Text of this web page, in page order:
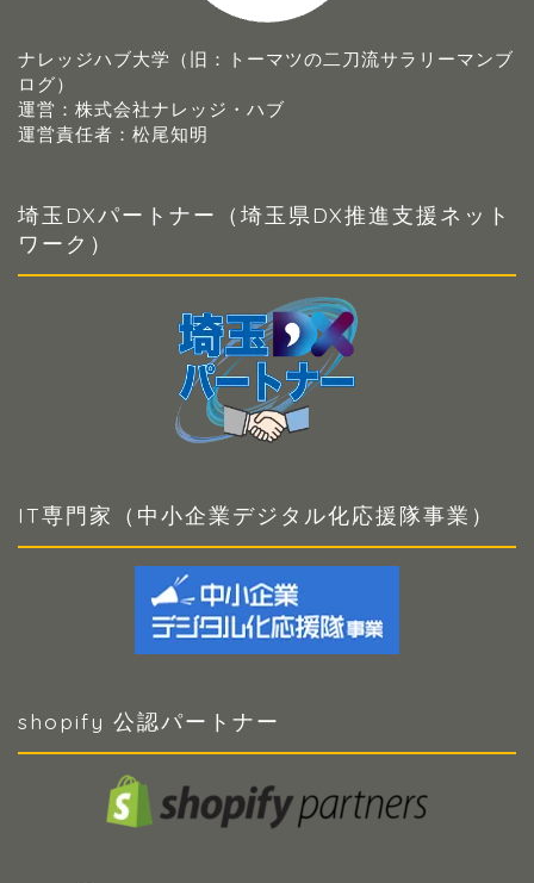
ナレッジハブ大学（旧：トーマツの二刀流サラリーマンブ
ログ）
運営：株式会社ナレッジ・ハブ
運営責任者：松尾知明
埼玉DXパートナー（埼玉県DX推進支援ネット
ワーク）
IT専門家（中小企業デジタル化応援隊事業）
shopify 公認パートナー